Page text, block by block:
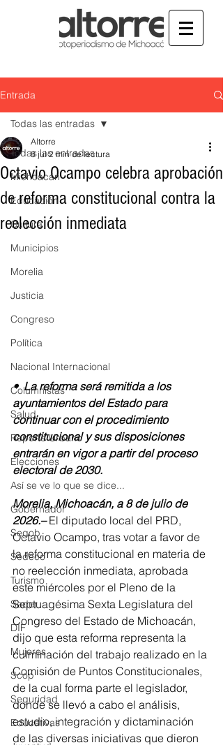
Entrada
Todas las entradas
Michoacán
Educación
Cultura
Municipios
Morelia
Justicia
Congreso
Política
Nacional Internacional
Columnistas
Salud
Reporte Urbano
Elecciones
Así se ve lo que se dice...
Gobernador
Segob
Sedeco
Turismo
Sader
DIF
Mujeres
Scop
Seguridad
Educativas
Todas las entradas
Octavio Ocampo celebra aprobación
de reforma constitucional contra la
reelección inmediata
Altorre
8 jul 2 min de lectura
•⁠  ⁠La reforma será remitida a los
ayuntamientos del Estado para
continuar con el procedimiento
constitucional y sus disposiciones
entrarán en vigor a partir del proceso
electoral de 2030.
Morelia, Michoacán, a 8 de julio de
2026.– El diputado local del PRD,
Octavio Ocampo, tras votar a favor de
la reforma constitucional en materia de
no reelección inmediata, aprobada
este miércoles por el Pleno de la
Septuagésima Sexta Legislatura del
Congreso del Estado de Michoacán,
dijo que esta reforma representa la
culminación del trabajo realizado en la
Comisión de Puntos Constitucionales,
de la cual forma parte el legislador,
donde se llevó a cabo el análisis,
estudio, integración y dictaminación
de las diversas iniciativas que dieron